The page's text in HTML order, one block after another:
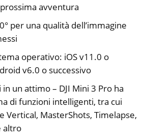
avventura
per una qualità dell’immagine
operativo: iOS v11.0 o
v6.0 o successivo
un attimo – DJI Mini 3 Pro ha
di funzioni intelligenti, tra cui
Vertical, MasterShots, Timelapse,
altro